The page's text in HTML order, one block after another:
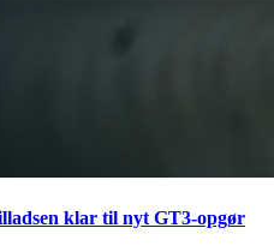
klar til nyt GT3-opgør